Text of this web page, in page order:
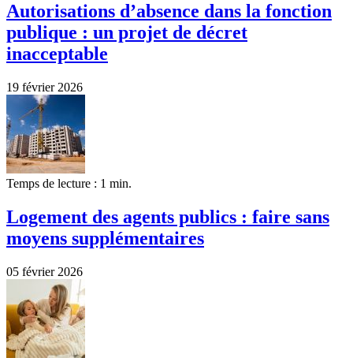
Autorisations d’absence dans la fonction
publique : un projet de décret
inacceptable
19 février 2026
Temps de lecture : 1 min.
Logement des agents publics : faire sans
moyens supplémentaires
05 février 2026